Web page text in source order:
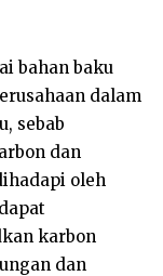
bahan baku
dalam
sebab
dan
oleh
karbon
dan